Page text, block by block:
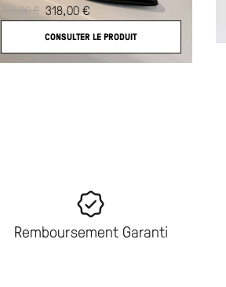
795,00€ 318,00€
CONSULTER LE PRODUIT
Remboursement Garanti